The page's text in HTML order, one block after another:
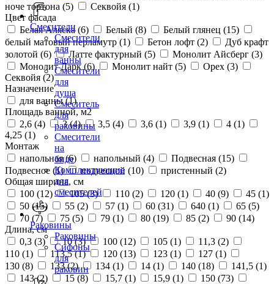
Смесители
Смесители
для
ванны
Смесители
для
душа
Смеситель
для
раковины
Смесители
на
биде
Комплектующие
для
смесителей
Раковины
Раковины
Сифоны
для
раковин
ноче тортона (5) Секвойя (1)
Цвет фасада
Белая Аляска (6) Белый (8) Белый глянец (15)
белый матовый перламутр (1) Бетон лофт (2)
Дуб крафт
золотой (6) Латте фактурный (5) Монолит Айсберг (3)
Монолит Дарк (6) Монолит найт (5) Орех (3)
Секвойя (2)
Назначение
для ванны (1)
Площадь ванной, м2
2,6 (4) 3 (4) 3,5 (4) 3,6 (1) 3,9 (1) 4 (1)
4,25 (1)
Монтаж
напольная (6) напольный (4) Подвесная (15)
Подвесное (1) подвесной (10) пристенный (2)
Общая ширина, см
100 (12) 105 (3) 110 (2) 120 (1) 40 (9) 45 (1)
50 (15) 55 (2) 57 (1) 60 (31) 640 (1) 65 (5)
70 (7) 75 (5) 79 (1) 80 (19) 85 (2) 90 (14)
Длина, см
0,3 (3) 10 (3) 100 (12) 105 (1) 11,3 (2)
110 (1) 113,5 (1) 120 (13) 123 (1) 127 (1)
130 (8) 133 (2) 134 (1) 14 (1) 140 (18) 141,5 (1)
143 (2) 15 (8) 15,7 (1) 15,9 (1) 150 (73)